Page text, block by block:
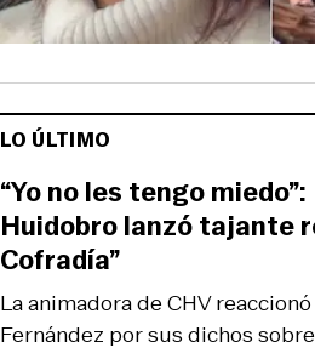
LO ÚLTIMO
La animadora de CHV
Fernández por sus dichos
“Yo no les tengo
Huidobro lanzó tajante
Cofradía”